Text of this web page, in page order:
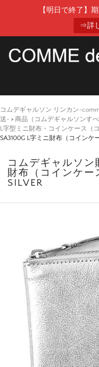
【明日で終了】
⇒詳
コムデギャルソン リンカン-
送- > 商品（コムデギャルソンすべ
L字型ミニ財布・コインケース（
SA3100G L字ミニ財布（コインケ
コムデギャルソン
財布（コインケー
SILVER